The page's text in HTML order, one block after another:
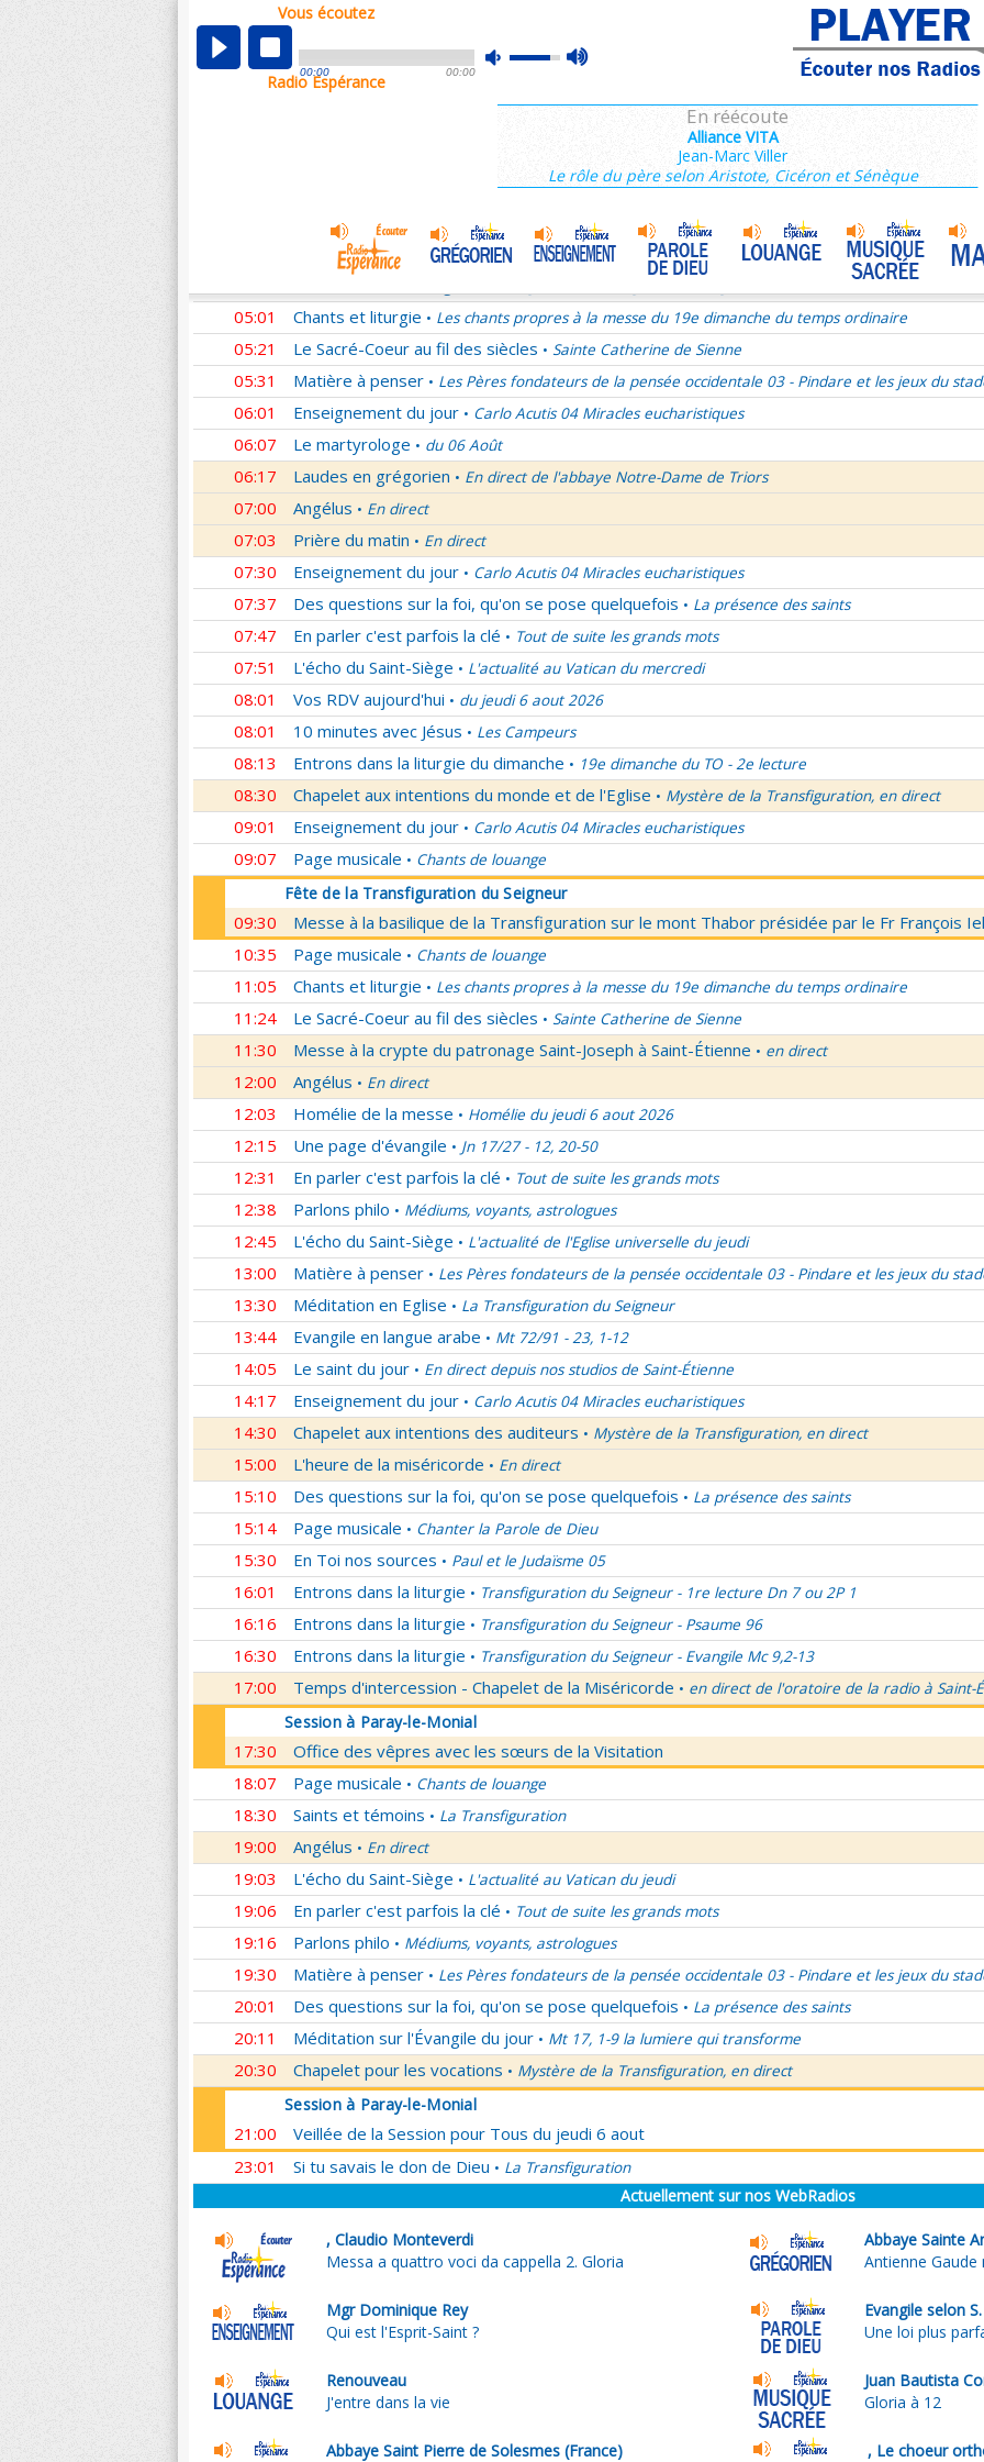
Vous écoutez
mute
max
00:00 00:00
Radio Espérance
En réécoute
Alliance VITA
Jean-Marc Viller
Le rôle du père selon Aristote, Cicéron et Sénèque
00:05
01:02 Sentinelles de la foi • Lettres de Saint François de Sales 36/106
01:33 10 minutes avec Jésus
Les conférences de la Famille Missionnaire de Notre-Dame • La joie dans l’Esprit-Saint
Corinthiens 6/6
Entrons dans la liturgie Transfiguration du Seigneur - 1re lecture Dn 7 ou 2P 1
Entrons dans la liturgie • Transfiguration du Seigneur - Psaume 96
05:01 Chants et liturgie • Les chants propres à la messe du 19e dimanche du temps ordinaire
05:21 Le Sacré-Coeur au fil des siècles • Sainte Catherine de Sienne
05:31 Matière à penser • Les Pères fondateurs de la pensée occidentale 03 - Pindare et les jeux du
06:01 Enseignement du jour • Carlo Acutis 04 Miracles eucharistiques
06:07 Le martyrologe • du 06 Août
06:17 Laudes en grégorien • En direct de l'abbaye Notre-Dame de Triors
07:00 Angélus • En direct
07:03 Prière du matin • En direct
07:30 Enseignement du jour • Carlo Acutis 04 Miracles eucharistiques
07:37 Des questions sur la foi, qu'on se pose quelquefois • La présence des saints
07:47 En parler c'est parfois la clé • Tout de suite les grands mots
07:51 L'écho du Saint-Siège • L'actualité au Vatican du mercredi
08:01 Vos RDV aujourd'hui • du jeudi 6 aout 2026
08:01 10 minutes avec Jésus • Les Campeurs
08:13 Entrons dans la liturgie du dimanche • 19e dimanche du TO - 2e lecture
08:30 Chapelet aux intentions du monde et de l'Eglise • Mystère de la Transfiguration, en direct
09:01 Enseignement du jour • Carlo Acutis 04 Miracles eucharistiques
09:07 Page musicale • Chants de louange
Fête de la Transfiguration du Seigneur
09:30
Messe à la basilique de la Transfiguration sur le mont Thabor présidée par le Fr François
10:35
Page musicale • Chants de louange
11:05 Chants et liturgie • Les chants propres à la messe du 19e dimanche du temps ordinaire
11:24 Le Sacré-Coeur au fil des siècles • Sainte Catherine de Sienne
11:30 Messe à la crypte du patronage Saint-Joseph à Saint-Étienne • en direct
12:00 Angélus • En direct
12:03 Homélie de la messe • Homélie du jeudi 6 aout 2026
12:15 Une page d'évangile • Jn 17/27 - 12, 20-50
12:31 En parler c'est parfois la clé • Tout de suite les grands mots
12:38 Parlons philo • Médiums, voyants, astrologues
12:45 L'écho du Saint-Siège • L'actualité de l'Eglise universelle du jeudi
13:00 Matière à penser • Les Pères fondateurs de la pensée occidentale 03 - Pindare et les jeux du
13:30 Méditation en Eglise • La Transfiguration du Seigneur
13:44 Evangile en langue arabe • Mt 72/91 - 23, 1-12
14:05 Le saint du jour • En direct depuis nos studios de Saint-Étienne
14:17 Enseignement du jour • Carlo Acutis 04 Miracles eucharistiques
14:30 Chapelet aux intentions des auditeurs • Mystère de la Transfiguration, en direct
15:00 L'heure de la miséricorde • En direct
15:10 Des questions sur la foi, qu'on se pose quelquefois • La présence des saints
15:14 Page musicale • Chanter la Parole de Dieu
15:30 En Toi nos sources • Paul et le Judaïsme 05
16:01 Entrons dans la liturgie • Transfiguration du Seigneur - 1re lecture Dn 7 ou 2P 1
16:16 Entrons dans la liturgie • Transfiguration du Seigneur - Psaume 96
16:30 Entrons dans la liturgie • Transfiguration du Seigneur - Evangile Mc 9,2-13
17:00 Temps d'intercession - Chapelet de la Miséricorde • en direct de l'oratoire de la radio à Saint-
Session à Paray-le-Monial
17:30
Office des vêpres avec les sœurs de la Visitation
18:07
Page musicale • Chants de louange
18:30 Saints et témoins • La Transfiguration
19:00 Angélus • En direct
19:03 L'écho du Saint-Siège • L'actualité au Vatican du jeudi
19:06 En parler c'est parfois la clé • Tout de suite les grands mots
19:16 Parlons philo • Médiums, voyants, astrologues
19:30 Matière à penser • Les Pères fondateurs de la pensée occidentale 03 - Pindare et les jeux du
20:01 Des questions sur la foi, qu'on se pose quelquefois • La présence des saints
20:11 Méditation sur l'Évangile du jour • Mt 17, 1-9 la lumiere qui transforme
20:30 Chapelet pour les vocations • Mystère de la Transfiguration, en direct
Session à Paray-le-Monial
21:00
Veillée de la Session pour Tous du jeudi 6 aout
23:01
Si tu savais le don de Dieu • La Transfiguration
Actuellement sur nos WebRadios
, Claudio Monteverdi
Messa a quattro voci da cappella 2. Gloria
Abbaye Sainte
Antienne
Mgr Dominique Rey
Qui est l'Esprit-Saint ?
Evangile selon
Une loi plus
Renouveau
J'entre dans la vie
Juan Bautista
Gloria à 12
Abbaye Saint Pierre de Solesmes (France) , Le choeur